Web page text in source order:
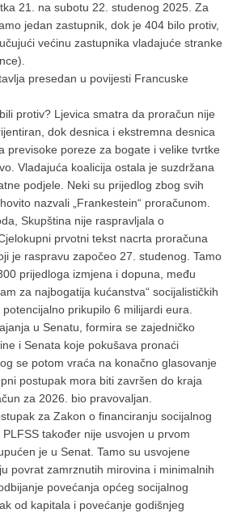
21. na subotu 22. studenog 2025. Za
jedan zastupnik, dok je 404 bilo protiv,
većinu zastupnika vladajuće stranke
presedan u povijesti Francuske
protiv? Ljevica smatra da proračun nije
dok desnica i ekstremna desnica
previsoke poreze za bogate i velike tvrtke
Vladajuća koalicija ostala je suzdržana
podjele. Neki su prijedlog zbog svih
nazvali „Frankestein“ proračunom.
Skupština nije raspravljala o
prvotni tekst nacrta proračuna
je raspravu započeo 27. studenog. Tamo
prijedloga izmjena i dopuna, među
za najbogatija kućanstva“ socijalističkih
prikupilo 6 milijardi eura.
u Senatu, formira se zajedničko
i Senata koje pokušava pronaći
se potom vraća na konačno glasovanje
postupak mora biti završen do kraja
za 2026. bio pravovaljan.
za Zakon o financiranju socijalnog
također nije usvojen u prvom
je u Senat. Tamo su usvojene
povrat zamrznutih mirovina i minimalnih
povećanja općeg socijalnog
od kapitala i povećanje godišnjeg